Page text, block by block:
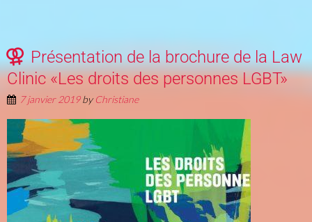
Présentation de la brochure de la Law
Clinic «Les droits des personnes LGBT»
7 janvier 2019byChristiane